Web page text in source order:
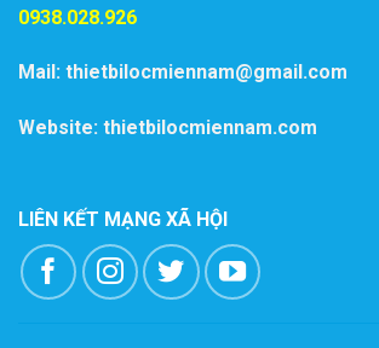
0938.028.926
Mail: thietbilocmiennam@gmail.com
Website: thietbilocmiennam.com
LIÊN KẾT MẠNG XÃ HỘI